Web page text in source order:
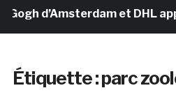
d’Amsterdam et DHL
Étiquette :parc